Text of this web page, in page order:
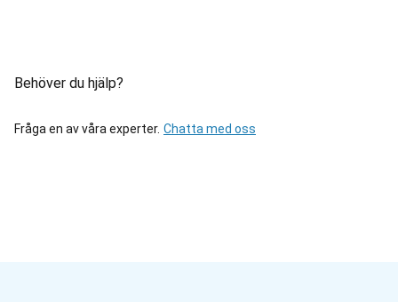
Behöver du hjälp?
Fråga en av våra experter. Chatta med oss